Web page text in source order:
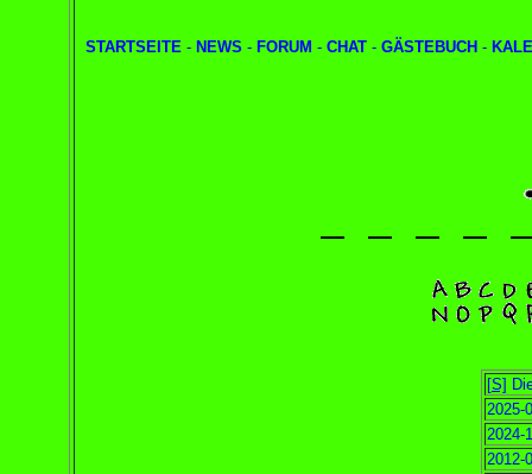
STARTSEITE - NEWS - FORUM - CHAT - GÄSTEBUCH -
[S]
2025-
2024-
2012-